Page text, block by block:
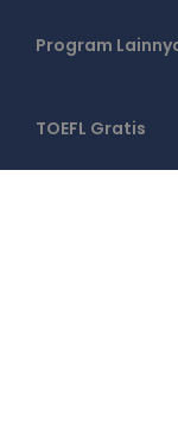
Program
TOEFL Gratis